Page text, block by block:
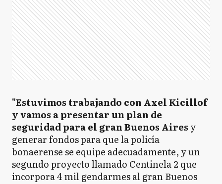
"Estuvimos trabajando con Axel Kicillof
y vamos a presentar un plan de
seguridad para el gran Buenos Aires y
generar fondos para que la policía
bonaerense se equipe adecuadamente, y un
segundo proyecto llamado Centinela 2 que
incorpora 4 mil gendarmes al gran Buenos